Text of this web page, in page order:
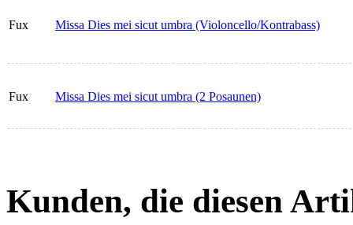
Fux Missa Dies mei sicut umbra (Violoncello/Kontrabass)
Fux Missa Dies mei sicut umbra (2 Posaunen)
Kunden, die diesen